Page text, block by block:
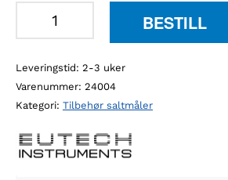
NaCl
kalibreringsløsning,
480
ml
antall
BESTILL
Leveringstid: 2-3 uker
Varenummer: 24004
Kategori: Tilbehør saltmåler